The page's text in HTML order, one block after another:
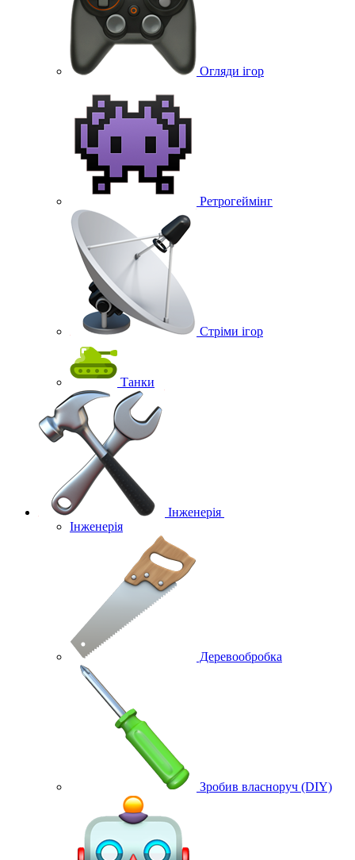
Огляди ігор
Ретрогеймінг
Стріми ігор
Танки
Інженерія
Інженерія
Деревообробка
Зробив власноруч (DIY)